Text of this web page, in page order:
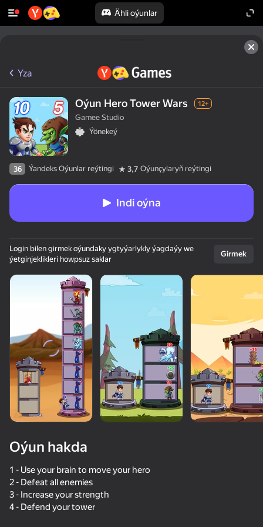
Ähli oýunlar
50+ top oýunlar, olary oýnaýar
hatda «oýnamayanlar» hem
47
Yza
Oýun Hero Tower Wars 12+
Gamee Studio
Ýönekeý
36 Ýandeks Oýunlar reýtingi 3,7 Oýunçylaryň reýtingi
Indi oýna
Login bilen girmek oýundaky ygtyýarlykly ýagdaýy we
ýetginjeklikleri howpsuz saklar
Girmek
Oýun hakda
1 - Use your brain to move your hero
2 - Defeat all enemies
3 - Increase your strength
4 - Defend your tower